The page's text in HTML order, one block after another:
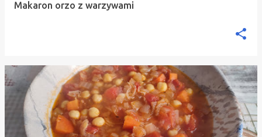
Makaron orzo z warzywami